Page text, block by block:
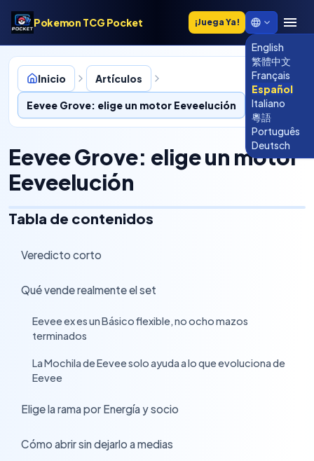
Pokemon TCG Pocket ¡Juega Ya!
English
繁體中文
Français
Español
Italiano
粵語
Português
Deutsch
Inicio Artículos
Eevee Grove: elige un motor Eeveelución
Eevee Grove: elige un motor
Eeveelución
Tabla de contenidos
Veredicto corto
Qué vende realmente el set
Eevee ex es un Básico flexible, no ocho mazos
terminados
La Mochila de Eevee solo ayuda a lo que evoluciona de
Eevee
Elige la rama por Energía y socio
Cómo abrir sin dejarlo a medias